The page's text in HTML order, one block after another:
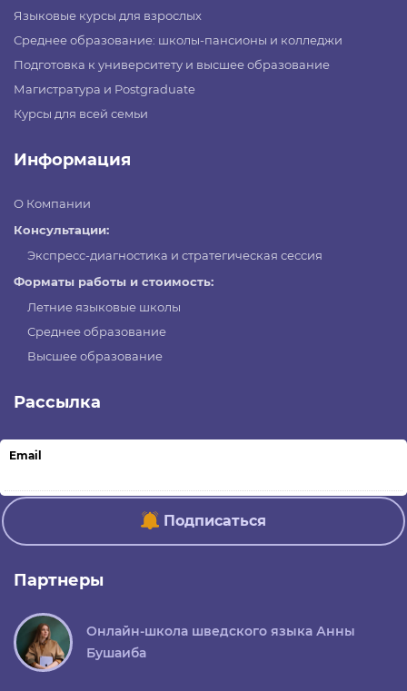
Языковые курсы для взрослых
Среднее образование: школы-пансионы и колледжи
Подготовка к университету и высшее образование
Магистратура и Postgraduate
Курсы для всей семьи
Информация
О Компании
Консультации:
Экспресс-диагностика и стратегическая сессия
Форматы работы и стоимость:
Летние языковые школы
Среднее образование
Высшее образование
Рассылка
Email
Подписаться
Партнеры
Онлайн-школа шведского языка Анны
Бушаиба